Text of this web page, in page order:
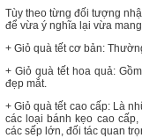
Tùy theo từng đối tượng
để vừa ý nghĩa lại vừa
+ Giỏ quà tết cơ bản:
+ Giỏ quà tết hoa quả:
đẹp mắt.
+ Giỏ quà tết cao cấp: Là
các loại bánh kẹo cao
các sếp lớn, đối tác quan